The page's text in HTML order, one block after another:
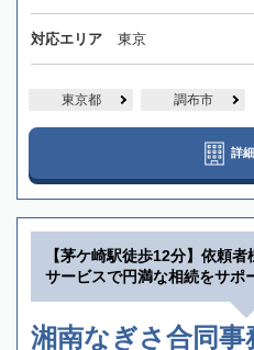
対応エリア 東京
東京都 調布市
詳
【茅ケ崎駅徒歩12分】依頼
サービスで円満な相続をサポ
湘南なぎさ合同事